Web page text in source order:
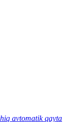
avtomatik qayta